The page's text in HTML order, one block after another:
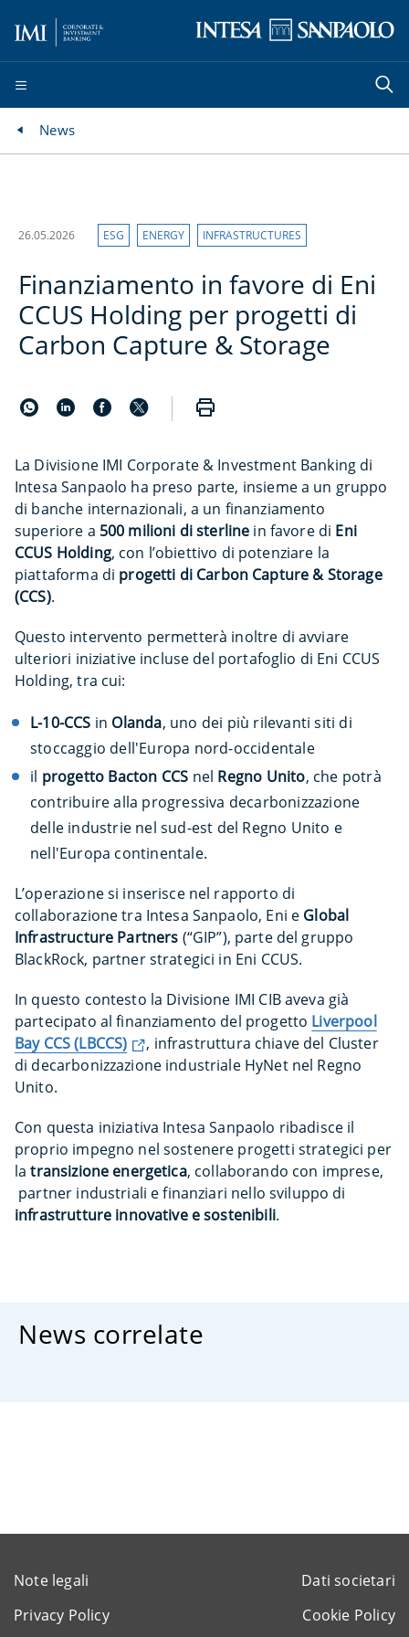
News
26.05.2026 ESG ENERGY INFRASTRUCTURES
Finanziamento in favore di Eni
CCUS Holding per progetti di
Carbon Capture & Storage
La Divisione IMI Corporate & Investment Banking di
Intesa Sanpaolo ha preso parte, insieme a un gruppo
di banche internazionali, a un finanziamento
superiore a 500 milioni di sterline in favore di Eni
CCUS Holding, con l’obiettivo di potenziare la
piattaforma di progetti di Carbon Capture & Storage
(CCS).
Questo intervento permetterà inoltre di avviare
ulteriori iniziative incluse del portafoglio di Eni CCUS
Holding, tra cui:
L-10-CCS in Olanda, uno dei più rilevanti siti di
stoccaggio dell'Europa nord-occidentale
il progetto Bacton CCS nel Regno Unito, che potrà
contribuire alla progressiva decarbonizzazione
delle industrie nel sud-est del Regno Unito e
nell'Europa continentale.
L’operazione si inserisce nel rapporto di
collaborazione tra Intesa Sanpaolo, Eni e Global
Infrastructure Partners (“GIP”), parte del gruppo
BlackRock, partner strategici in Eni CCUS.
In questo contesto la Divisione IMI CIB aveva già
partecipato al finanziamento del progetto Liverpool
Bay CCS (LBCCS)
, infrastruttura chiave del Cluster
di decarbonizzazione industriale HyNet nel Regno
Unito.
Con questa iniziativa Intesa Sanpaolo ribadisce il
proprio impegno nel sostenere progetti strategici per
latransizione energetica, collaborando con imprese,
partner industriali e finanziari nello sviluppo di
infrastrutture innovative e sostenibili.
News correlate
Note legali
Dati societari
Privacy Policy
Cookie Policy